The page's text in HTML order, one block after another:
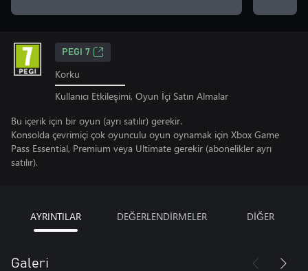
PEGI 7
Korku
Kullanıcı Etkileşimi, Oyun İçi Satın Almalar
Bu içerik için bir oyun (ayrı satılır) gerekir.
Konsolda çevrimiçi çok oyunculu oyun oynamak için Xbox Game
Pass Essential, Premium veya Ultimate gerekir (abonelikler ayrı
satılır).
AYRINTILAR DEĞERLENDİRMELER DİĞER
Galeri